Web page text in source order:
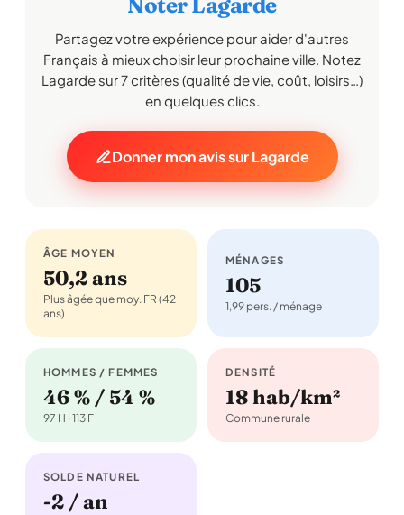
Partagez votre expérience pour aider d'autres
Français à mieux choisir leur prochaine ville. Notez
Lagarde sur 7 critères (qualité de vie, coût, loisirs…)
en quelques clics.
Donner mon avis sur Lagarde
ÂGE MOYEN
50,2 ans
Plus âgée que moy. FR (42
ans)
MÉNAGES
105
1,99 pers. / ménage
HOMMES / FEMMES
46 % / 54 %
97 H · 113 F
DENSITÉ
18 hab/km²
Commune rurale
SOLDE NATUREL
-2 / an